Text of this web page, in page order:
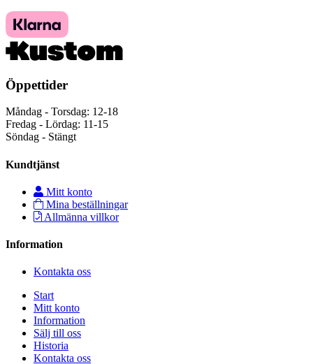
Öppettider
Måndag - Torsdag: 12-18
Fredag - Lördag: 11-15
Söndag - Stängt
Kundtjänst
Mitt konto
Mina beställningar
Allmänna villkor
Information
Kontakta oss
Start
Mitt konto
Information
Sälj till oss
Historia
Kontakta oss